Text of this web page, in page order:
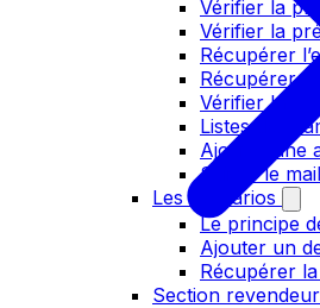
Vérifier la
Vérifier la
Récupérer
Récupérer
Vérifier la
Listes des
Ajouter une
Suivre le mail
Les scénarios
Le principe
Ajouter un
Récupérer
Section